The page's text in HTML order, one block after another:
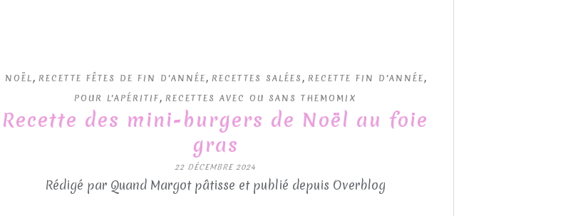
NOËL, RECETTE FÊTES DE FIN D'ANNÉE, RECETTES SALÉES , RECETTE FIN D'ANNÉE,
POUR L'APÉRITIF, RECETTES AVEC OU SANS THEMOMIX
Recette des mini-burgers de Noël au foie
gras
22 DÉCEMBRE 2024
Rédigé par Quand Margot pâtisse et publié depuis Overblog